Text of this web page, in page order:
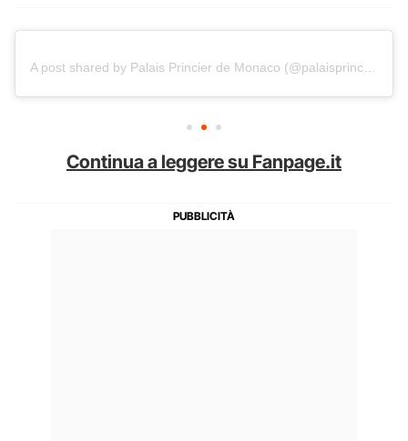
Continua a leggere su Fanpage.it